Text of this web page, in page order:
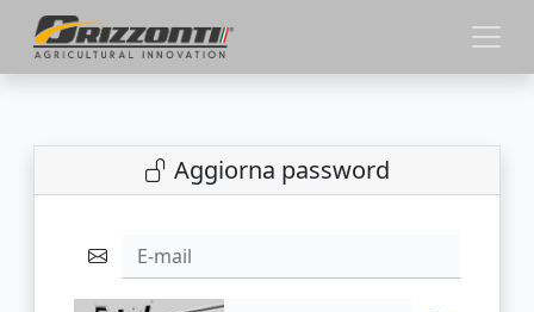
Aggiorna password
E-mail